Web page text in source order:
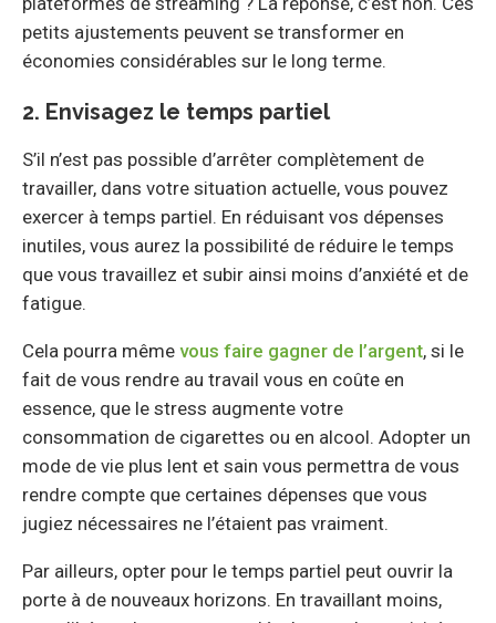
petits ajustements peuvent se transformer en
économies considérables sur le long terme.
2. Envisagez le temps partiel
S’il n’est pas possible d’arrêter complètement de
travailler, dans votre situation actuelle, vous pouvez
exercer à temps partiel. En réduisant vos dépenses
inutiles, vous aurez la possibilité de réduire le temps
que vous travaillez et subir ainsi moins d’anxiété et de
fatigue.
Cela pourra même vous faire gagner de l’argent, si le
fait de vous rendre au travail vous en coûte en
essence, que le stress augmente votre
consommation de cigarettes ou en alcool. Adopter un
mode de vie plus lent et sain vous permettra de vous
rendre compte que certaines dépenses que vous
jugiez nécessaires ne l’étaient pas vraiment.
Par ailleurs, opter pour le temps partiel peut ouvrir la
porte à de nouveaux horizons. En travaillant moins,